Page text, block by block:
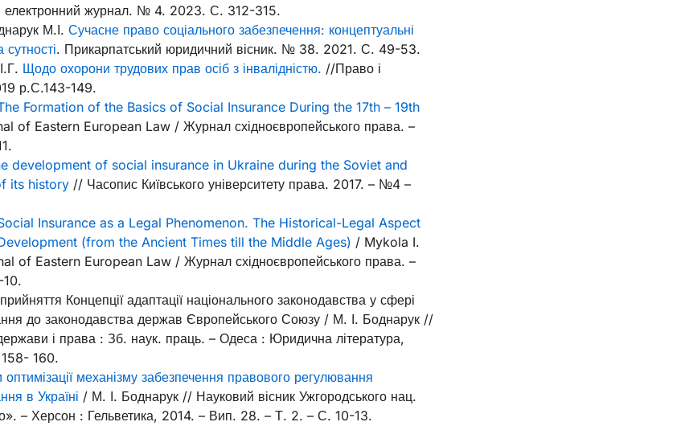
електронний журнал. № 4. 2023. С. 312-315.
М.І. Сучасне право соціального забезпечення: концептуальні
. Прикарпатський юридичний вісник. № 38. 2021. С. 49-53.
Щодо охорони трудових прав осіб з інвалідністю. //Право і
р.С.143-149.
Formation of the Basics of Social Insurance During the 17th – 19th
of Eastern European Law / Журнал східноєвропейського права. –
development of social insurance in Ukraine during the Soviet and
its history // Часопис Київського університету права. 2017. – №4 –
Insurance as a Legal Phenomenon. The Historical-Legal Aspect
(from the Ancient Times till the Middle Ages) / Mykola I.
of Eastern European Law / Журнал східноєвропейського права. –
Концепції адаптації національного законодавства у сфері
до законодавства держав Європейського Союзу / М. І. Боднарук //
і права : Зб. наук. праць. – Одеса : Юридична література,
160.
механізму забезпечення правового регулювання
в Україні / М. І. Боднарук // Науковий вісник Ужгородського нац.
– Херсон : Гельветика, 2014. – Вип. 28. – Т. 2. – С. 10-13.